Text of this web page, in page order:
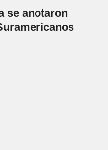
se anotaron